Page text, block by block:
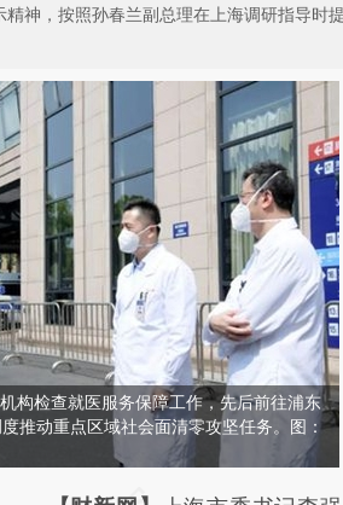
神，按照孙春兰副总理在上海调研指导时
构检查就医服务保障工作，先后前往浦东
推动重点区域社会面清零攻坚任务。图：